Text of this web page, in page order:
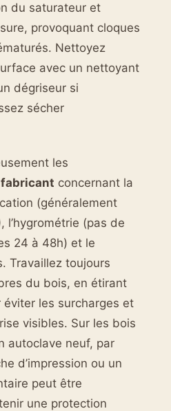
du saturateur et
provoquant cloques
Nettoyez
avec un nettoyant
dégriseur si
sécher
les
concernant la
(généralement
l’hygrométrie (pas de
24 à 48h) et le
Travaillez toujours
du bois, en étirant
les surcharges et
visibles. Sur les bois
autoclave neuf, par
d’impression ou un
peut être
une protection